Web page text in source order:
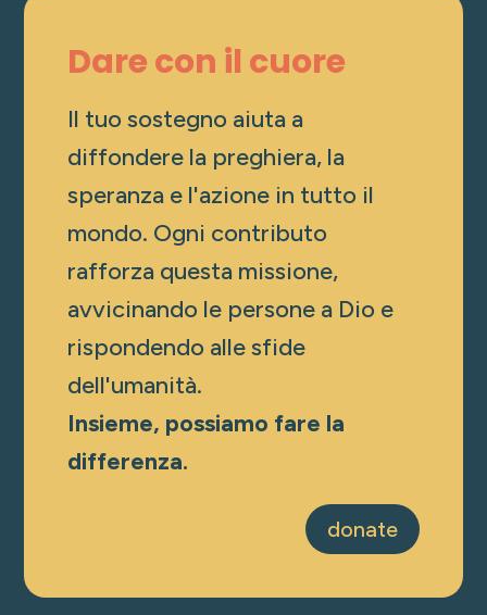
Dare con il cuore
Il tuo sostegno aiuta a
diffondere la preghiera, la
speranza e l'azione in tutto il
mondo. Ogni contributo
rafforza questa missione,
avvicinando le persone a Dio e
rispondendo alle sfide
dell'umanità.
Insieme, possiamo fare la
differenza.
donate